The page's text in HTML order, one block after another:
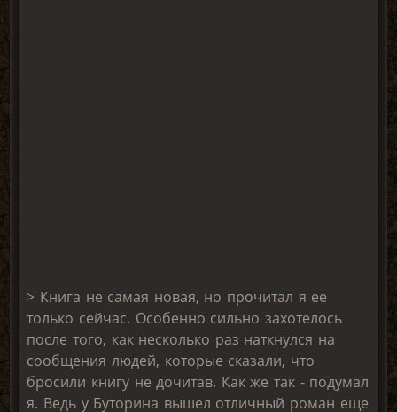
> Книга не самая новая, но прочитал я ее
только сейчас. Особенно сильно захотелось
после того, как несколько раз наткнулся на
сообщения людей, которые сказали, что
бросили книгу не дочитав. Как же так - подумал
я. Ведь у Буторина вышел отличный роман еще